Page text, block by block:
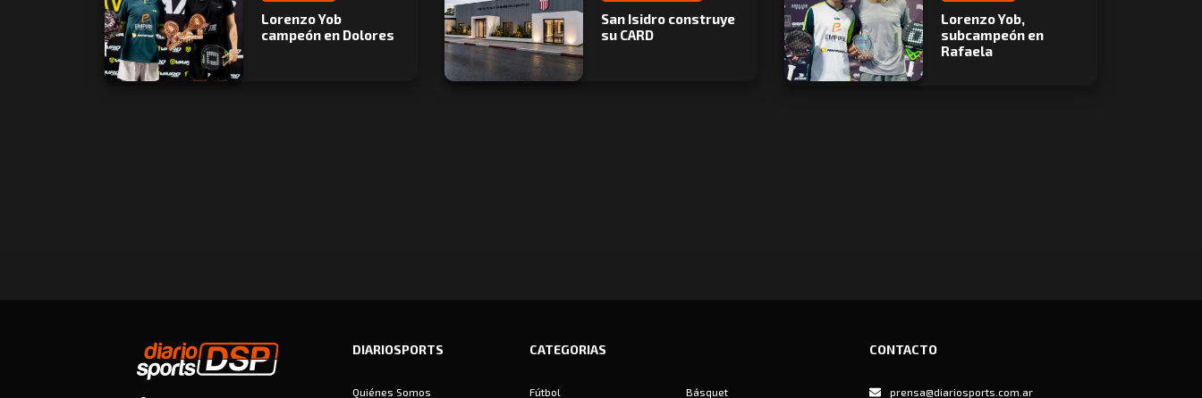
Lorenzo Yob
campeón en Dolores
San Isidro construye
su CARD
Lorenzo Yob,
subcampeón en
Rafaela
DIARIOSPORTS
Quiénes Somos
CATEGORIAS
Fútbol Básquet
CONTACTO
prensa@diariosports.com.ar